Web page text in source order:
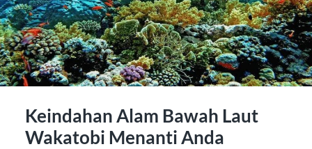
Keindahan Alam Bawah Laut
Wakatobi Menanti Anda